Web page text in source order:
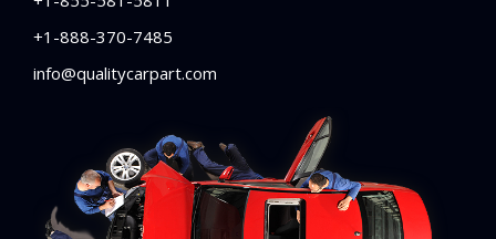
+1-888-370-7485
info@qualitycarpart.com